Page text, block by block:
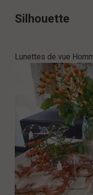
Silhouette
Lunettes de vue